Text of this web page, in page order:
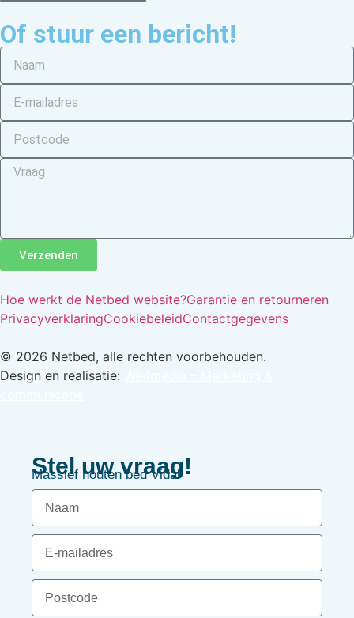
Of stuur een bericht!
Verzenden
Hoe werkt de Netbed website?Garantie en retourneren
PrivacyverklaringCookiebeleidContactgegevens
© 2026 Netbed, alle rechten voorbehouden.
Design en realisatie:
Stel uw vraag!
Massief houten bed Vidal